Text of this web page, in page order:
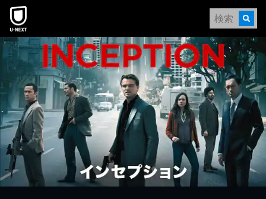
本文へスキップ